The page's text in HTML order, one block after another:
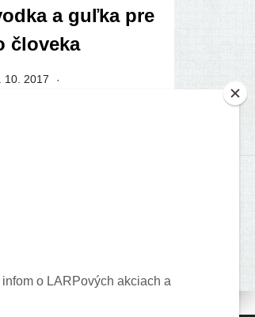
a guľka pre
človeka
10. 2017